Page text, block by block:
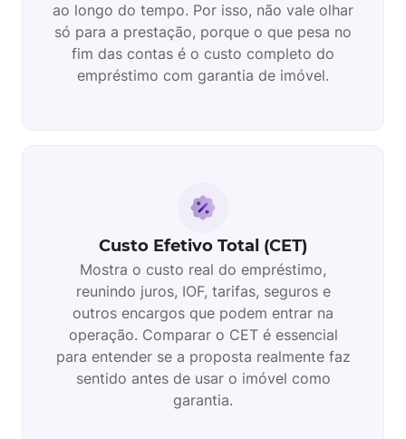
ao longo do tempo. Por isso, não vale olhar
só para a prestação, porque o que pesa no
fim das contas é o custo completo do
empréstimo com garantia de imóvel.
Custo Efetivo Total (CET)
Mostra o custo real do empréstimo,
reunindo juros, IOF, tarifas, seguros e
outros encargos que podem entrar na
operação. Comparar o CET é essencial
para entender se a proposta realmente faz
sentido antes de usar o imóvel como
garantia.